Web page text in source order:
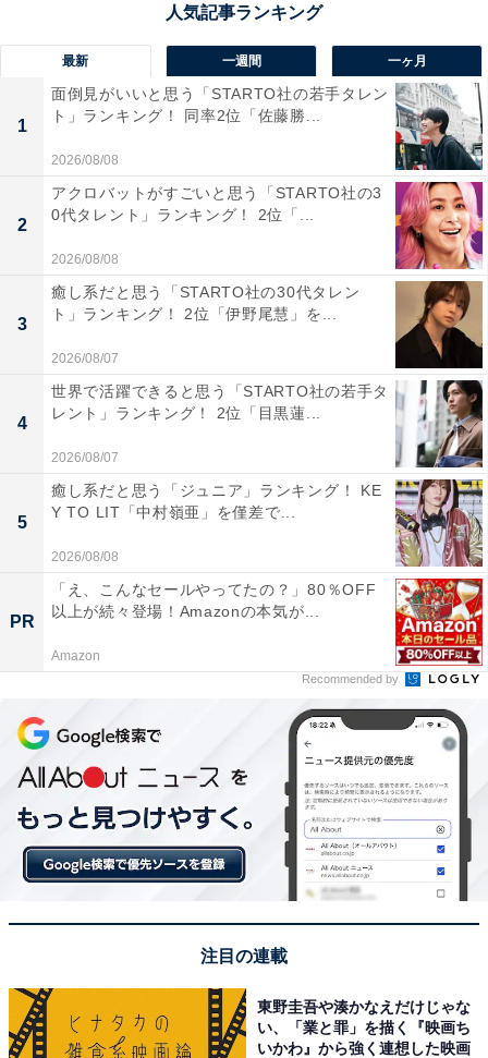
回答者からは「海や港に近く、船や魚市場を見学できる
点が子どもにとって新鮮で楽しそうだと感じたから」
（30代男性／富山県）、「飲食や物産の種類が多くて、
休憩だけじゃなく体験的に楽しめる感じがある。海の雰
囲気も近くて、子どもの気分転換にも使いやすい」（30
代女性／秋田県）、「魅力ポイントはギネス認定の世界
一のトイレと豊富な遊具です。休憩所として利用される
トイレが、ギネス世界記録に認定された広さを持ってい
ます。清潔でユニークな空間は、子どもにとっても話題
性があります。敷地内に大型の遊具広場があり、ドライ
ブの合間に思い切り体を動かして遊べます。白エビバー
ガーなど、富山湾の幸を使ったオリジナルグルメが人気
です」（60代男性／青森県）といった声が集まりまし
た。
1位：KOKOくろべ／51票
1位に輝いたのは、黒部市にある「KOKOくろべ」でし
で、黒部峡谷の玄関口としても知られています。KOKO
プンした比較的新しい道の駅です。地元の新鮮な食材が
集まるマルシェ、レストラン、カフェに加え、広々とし
最新 一週間 一ヶ月
1
面倒見がいいと思う「STARTO社の若手タレン
ト」ランキング！ 同率2位「佐藤勝...
2026/08/08
2
アクロバットがすごいと思う「STARTO社の3
0代タレント」ランキング！ 2位「...
2026/08/08
3
癒し系だと思う「STARTO社の30代タレン
ト」ランキング！ 2位「伊野尾慧」を...
2026/08/07
4
世界で活躍できると思う「STARTO社の若手タ
レント」ランキング！ 2位「目黒蓮...
2026/08/07
5
癒し系だと思う「ジュニア」ランキング！ KE
Y TO LIT「中村嶺亜」を僅差で...
2026/08/08
PR
「え、こんなセールやってたの？」80％OFF
以上が続々登場！Amazonの本気が...
Amazon
Recommended by
注目の連載
東野圭吾や湊かなえだけじゃな
い、「業と罪」を描く『映画ち
いかわ』から強く連想した映画